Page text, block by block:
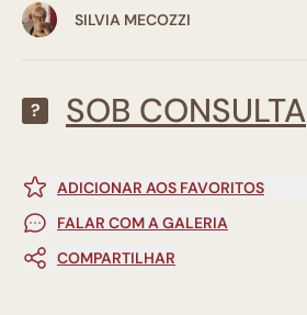
SILVIA MECOZZI
? SOB CONSULTA
ADICIONAR AOS FAVORITOS
FALAR COM A GALERIA
COMPARTILHAR